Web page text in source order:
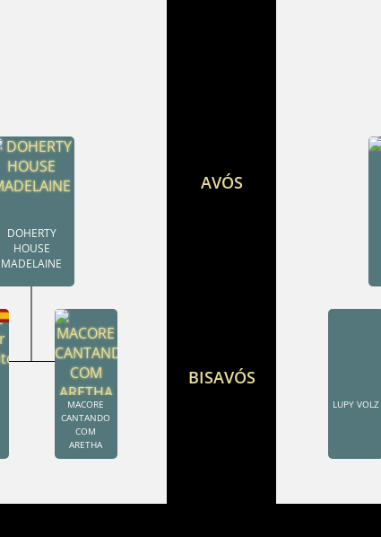
DOHERTY
HOUSE
MADELAINE
MACORE
CANTANDO
COM
ARETHA
AVÓS
BISAVÓS
LUPY VOLZ